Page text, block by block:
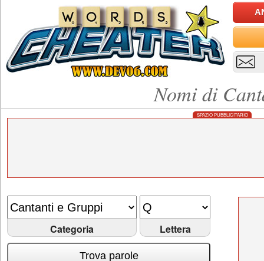
Nomi di
SPAZIO PUBBLICITARIO
Categoria Lettera
Trova parole